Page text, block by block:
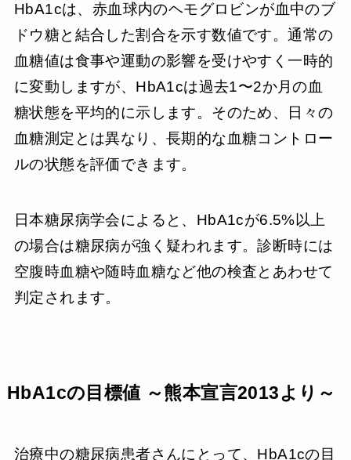
HbA1cは、赤血球内のヘモグロビンが血中のブ
ドウ糖と結合した割合を示す数値です。通常の
血糖値は食事や運動の影響を受けやすく一時的
に変動しますが、HbA1cは過去1〜2か月の血
糖状態を平均的に示します。そのため、日々の
血糖測定とは異なり、長期的な血糖コントロー
ルの状態を評価できます。
日本糖尿病学会によると、HbA1cが6.5%以上
の場合は糖尿病が強く疑われます。診断時には
空腹時血糖や随時血糖など他の検査とあわせて
判定されます。
HbA1cの目標値 ～熊本宣言2013より～
治療中の糖尿病患者さんにとって、HbA1cの目